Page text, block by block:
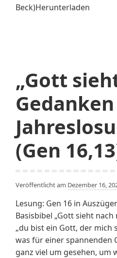
Beck)Herunterladen
„Gott
(Gen
Veröffentlicht am Dezember 16,
Lesung: Gen 16 in
Basisbibel „Gott sieht
„du bist ein Gott, der mich
was für einer spannenden
ganz viel um gesehen, um